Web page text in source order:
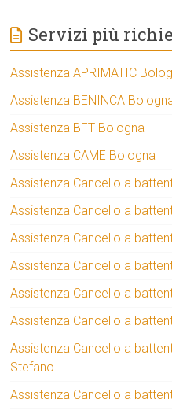
Servizi più
Assistenza APRIMATIC
Assistenza BENINCA
Assistenza BFT Bologna
Assistenza CAME Bologna
Assistenza Cancello a
Assistenza Cancello a
Assistenza Cancello a
Assistenza Cancello a
Assistenza Cancello a
Assistenza Cancello a
Assistenza Cancello a
Stefano
Assistenza Cancello a